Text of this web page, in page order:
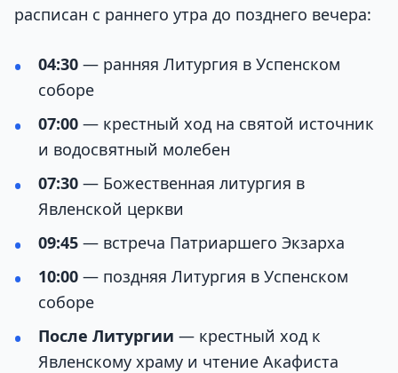
расписан с раннего утра до позднего вечера:
04:30 — ранняя Литургия в Успенском
соборе
07:00 — крестный ход на святой источник
и водосвятный молебен
07:30 — Божественная литургия в
Явленской церкви
09:45 — встреча Патриаршего Экзарха
10:00 — поздняя Литургия в Успенском
соборе
После Литургии — крестный ход к
Явленскому храму и чтение Акафиста